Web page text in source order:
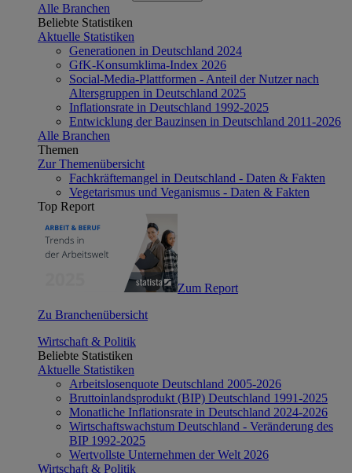
Alle Branchen
Beliebte Statistiken
Aktuelle Statistiken
Generationen in Deutschland 2024
GfK-Konsumklima-Index 2026
Social-Media-Plattformen - Anteil der Nutzer nach
Altersgruppen in Deutschland 2025
Inflationsrate in Deutschland 1992-2025
Entwicklung der Bauzinsen in Deutschland 2011-2026
Alle Branchen
Themen
Zur Themenübersicht
Fachkräftemangel in Deutschland - Daten & Fakten
Vegetarismus und Veganismus - Daten & Fakten
Top Report
Zum Report
Zu Branchenübersicht
Wirtschaft & Politik
Beliebte Statistiken
Aktuelle Statistiken
Arbeitslosenquote Deutschland 2005-2026
Bruttoinlandsprodukt (BIP) Deutschland 1991-2025
Monatliche Inflationsrate in Deutschland 2024-2026
Wirtschaftswachstum Deutschland - Veränderung des
BIP 1992-2025
Wertvollste Unternehmen der Welt 2026
Wirtschaft & Politik